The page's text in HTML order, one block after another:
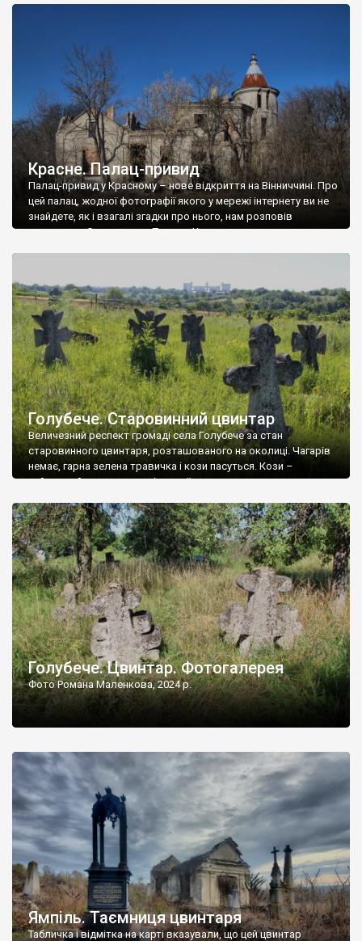
Красне. Палац-привид
Палац-привид у Красному – нове відкриття на Вінниччині. Про
цей палац, жодної фотографії якого у мережі інтернету ви не
знайдете, як і взагалі згадки про нього, нам розповів
мешканець Самгородка. Палац у Красному вразив не лише
Голубече. Старовинний цвинтар
Величезний респект громаді села Голубече за стан
старовинного цвинтаря, розташованого на околиці. Чагарів
немає, гарна зелена травичка і кози пасуться. Кози –
найкращий регулятор шкідливої, для старих кладовищ,
бруньками, кози ті бруньки обгризають, бо то улюблений
делікатес. На цвинтарі у Голубечому ціла колекція
різноманітних форм хрестів. Село відносно невелике, […]
Голубече. Цвинтар. Фотогалерея
Фото Романа Маленкова, 2024 р.
Ямпіль. Таємниця цвинтаря
Табличка і відмітка на карті вказували, що цей цвинтар